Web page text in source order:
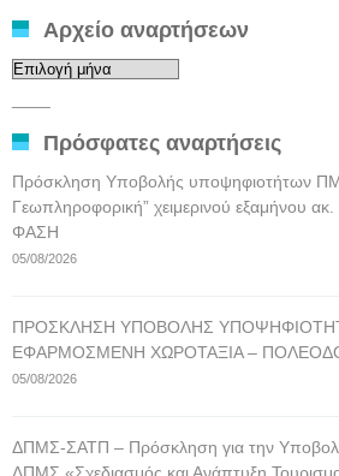
Αρχείο αναρτήσεων
Αρχείο
Πρόσφατες αναρτήσεις
Πρόσκληση Υποβολής υποψηφιοτήτων
Γεωπληροφορική” χειμερινού εξαμήνου
ΦΑΣΗ
05/08/2026
ΠΡΟΣΚΛΗΣΗ ΥΠΟΒΟΛΗΣ
ΕΦΑΡΜΟΣΜΕΝΗ ΧΩΡΟΤΑΞΙΑ –
05/08/2026
ΔΠΜΣ-ΣΑΤΠ – Πρόσκληση για την